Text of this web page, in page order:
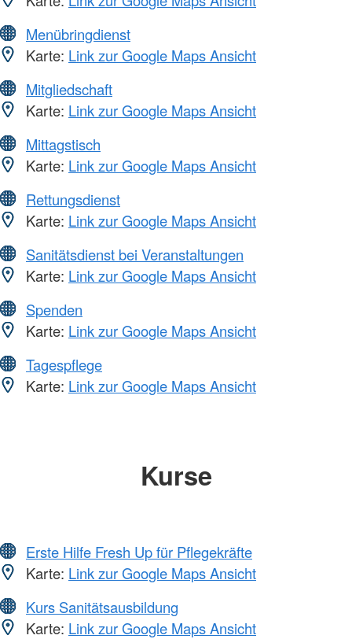
Menübringdienst
Karte: Link zur Google Maps Ansicht
Mitgliedschaft
Karte: Link zur Google Maps Ansicht
Mittagstisch
Karte: Link zur Google Maps Ansicht
Rettungsdienst
Karte: Link zur Google Maps Ansicht
Sanitätsdienst bei Veranstaltungen
Karte: Link zur Google Maps Ansicht
Spenden
Karte: Link zur Google Maps Ansicht
Tagespflege
Karte: Link zur Google Maps Ansicht
Kurse
Erste Hilfe Fresh Up für Pflegekräfte
Karte: Link zur Google Maps Ansicht
Kurs Sanitätsausbildung
Karte: Link zur Google Maps Ansicht